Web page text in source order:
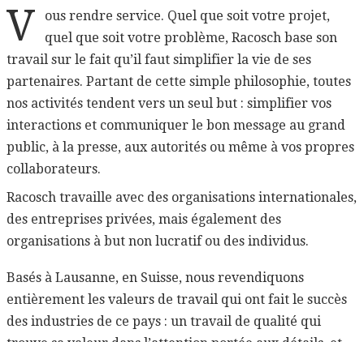
V
ous rendre service. Quel que soit votre projet,
quel que soit votre problème, Racosch base son
travail sur le fait qu’il faut simplifier la vie de ses
partenaires. Partant de cette simple philosophie, toutes
nos activités tendent vers un seul but : simplifier vos
interactions et communiquer le bon message au grand
public, à la presse, aux autorités ou même à vos propres
collaborateurs.
Racosch travaille avec des organisations internationales,
des entreprises privées, mais également des
organisations à but non lucratif ou des individus.
Basés à Lausanne, en Suisse, nous revendiquons
entièrement les valeurs de travail qui ont fait le succès
des industries de ce pays : un travail de qualité qui